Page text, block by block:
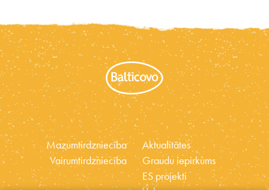
Mazumtirdzniecība
Vairumtirdzniecība
Aktualitātes
Graudu iepirkums
ES projekti